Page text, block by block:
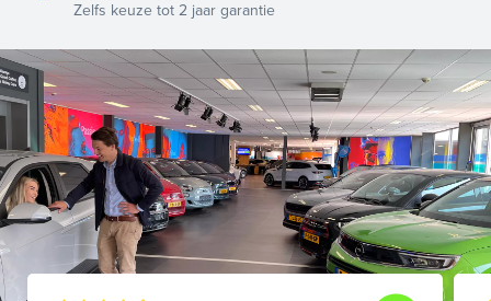
Zelfs keuze tot 2 jaar garantie